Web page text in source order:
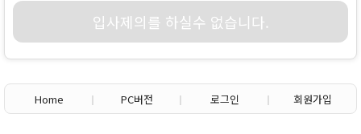
입사제의를 하실수 없습니다.
Home PC버전 로그인 회원가입